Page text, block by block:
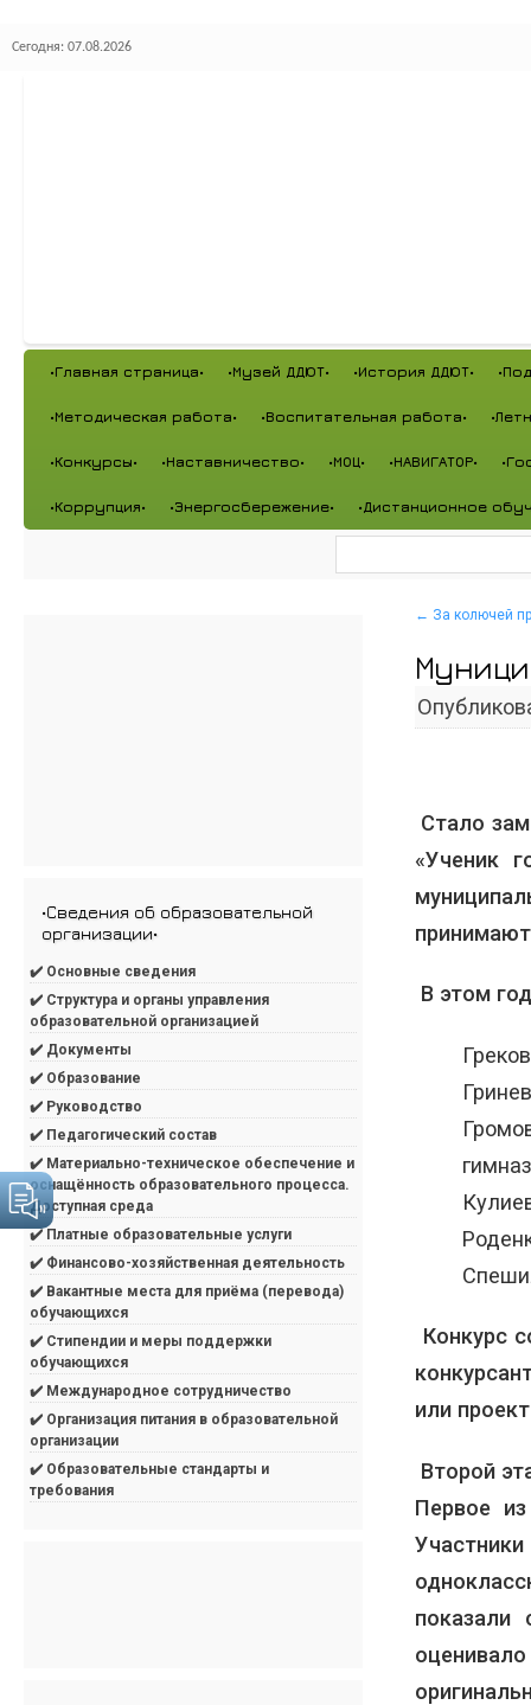
Сегодня: 07.08.2026
•Главная страница• •Музей ДДЮТ• •История ДДЮТ•
•Методическая работа• •Воспитательная работа•
•Конкурсы• •Наставничество• •МОЦ• •НАВИГАТОР•
•Коррупция• •Энергосбережение• •Дистанционное
← За колючей
Стало
«Ученик
В этом
Конкурс
или
Второй
Первое
показали
•Сведения об образовательной
организации•
✔️ Основные сведения
✔️ Структура и органы управления
образовательной организацией
✔️ Документы
✔️ Образование
✔️ Руководство
✔️ Педагогический состав
✔️ Материально-техническое обеспечение и
оснащённость образовательного процесса.
Доступная среда
✔️ Платные образовательные услуги
✔️ Финансово-хозяйственная деятельность
✔️ Вакантные места для приёма (перевода)
обучающихся
✔️ Стипендии и меры поддержки
обучающихся
✔️ Международное сотрудничество
✔️ Организация питания в образовательной
организации
✔️ Образовательные стандарты и
требования